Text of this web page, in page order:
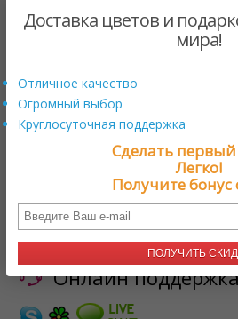
ЗАГРУЗКА
Нужна помощь?
Онлайн
Доставка цветов и
мира!
Отличное качество
Огромный выбор
Круглосуточная поддержка
Сделать первый
Легко!
Получите бонус
ПОЛУЧИТЬ